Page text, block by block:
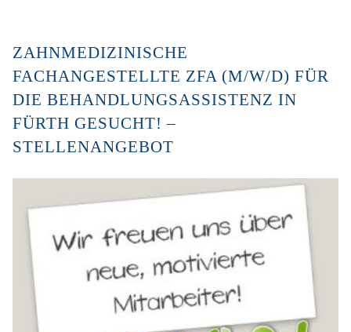
ZAHNMEDIZINISCHE
FACHANGESTELLTE ZFA (M/W/D) FÜR
DIE BEHANDLUNGSASSISTENZ IN
FÜRTH GESUCHT! –
STELLENANGEBOT